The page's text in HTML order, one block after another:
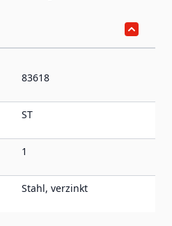
83618
ST
1
Stahl, verzinkt